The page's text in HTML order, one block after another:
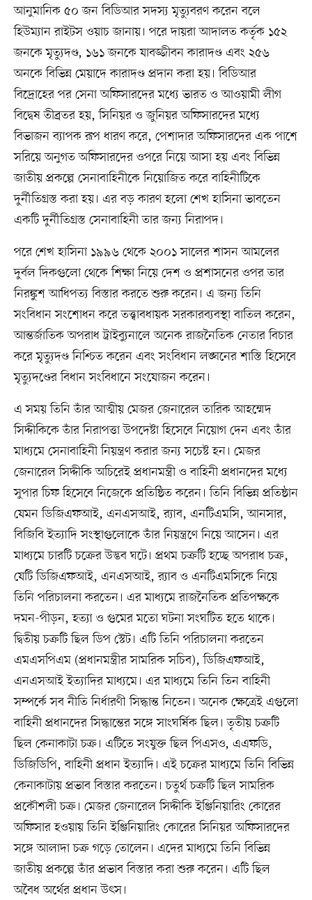
আনুমানিক ৫০ জন বিডিআর সদস্য মৃত্যুবরণ করেন বলে
হিউম্যান রাইটস ওয়াচ জানায়। পরে দায়রা আদালত কর্তৃক ১৫২
জনকে মৃত্যুদণ্ড, ১৬১ জনকে যাবজ্জীবন কারাদণ্ড এবং ২৫৬
অনকে বিভিন্ন মেয়াদে কারাদণ্ড প্রদান করা হয়। বিডিআর
বিদ্রোহের পর সেনা অফিসারদের মধ্যে ভারত ও আওয়ামী লীগ
বিদ্বেষ তীব্রতর হয়, সিনিয়র ও জুনিয়র অফিসারদের মধ্যে
বিভাজন ব্যাপক রূপ ধারণ করে, পেশাদার অফিসারদের এক পাশে
সরিয়ে অনুগত অফিসারদের ওপরে নিয়ে আসা হয় এবং বিভিন্ন
জাতীয় প্রকল্পে সেনাবাহিনীকে নিয়োজিত করে বাহিনীটিকে
দুর্নীতিগ্রস্ত করা হয়। এর বড় কারণ হলো শেখ হাসিনা ভাবতেন
একটি দুর্নীতিগ্রস্ত সেনাবাহিনী তার জন্য নিরাপদ।
পরে শেখ হাসিনা ১৯৯৬ থেকে ২০০১ সালের শাসন আমলের
দুর্বল দিকগুলো থেকে শিক্ষা নিয়ে দেশ ও প্রশাসনের ওপর তার
নিরঙ্কুশ আধিপত্য বিস্তার করতে শুরু করেন। এ জন্য তিনি
সংবিধান সংশোধন করে তত্ত্বাবধায়ক সরকারব্যবস্থা বাতিল করেন,
আন্তর্জাতিক অপরাধ ট্রাইব্যুনালে অনেক রাজনৈতিক নেতার বিচার
করে মৃত্যুদণ্ড নিশ্চিত করেন এবং সংবিধান লঙ্ঘনের শাস্তি হিসেবে
মৃত্যুদণ্ডের বিধান সংবিধানে সংযোজন করেন।
এ সময় তিনি তাঁর আত্মীয় মেজর জেনারেল তারিক আহম্মেদ
সিদ্দীকিকে তাঁর নিরাপত্তা উপদেষ্টা হিসেবে নিয়োগ দেন এবং তাঁর
মাধ্যমে সেনাবাহিনী নিয়ন্ত্রণ করার জন্য সচেষ্ট হন। মেজর
জেনারেল সিদ্দীকি অচিরেই প্রধানমন্ত্রী ও বাহিনী প্রধানদের মধ্যে
সুপার চিফ হিসেবে নিজেকে প্রতিষ্ঠিত করেন। তিনি বিভিন্ন প্রতিষ্ঠান
যেমন ডিজিএফআই, এনএসআই, র‍্যাব, এনটিএমসি, আনসার,
বিজিবি ইত্যাদি সংস্থাগুলোকে তাঁর নিয়ন্ত্রণে নিয়ে আসেন। এর
মাধ্যমে চারটি চক্রের উদ্ভব ঘটে। প্রথম চক্রটি হচ্ছে অপরাধ চক্র,
যেটি ডিজিএফআই, এনএসআই, র‍্যাব ও এনটিএমসিকে নিয়ে
তিনি পরিচালনা করতেন। এর মাধ্যমে রাজনৈতিক প্রতিপক্ষকে
দমন-পীড়ন, হত্যা ও গুমের মতো ঘটনা সংঘটিত হতে থাকে।
দ্বিতীয় চক্রটি ছিল ডিপ স্টেট। এটি তিনি পরিচালনা করতেন
এমএসপিএম (প্রধানমন্ত্রীর সামরিক সচিব), ডিজিএফআই,
এনএসআই ইত্যাদির মাধ্যমে। এর মাধ্যমে তিনি তিন বাহিনী
সম্পর্কে সব নীতি নির্ধারণী সিদ্ধান্ত নিতেন। অনেক ক্ষেত্রেই এগুলো
বাহিনী প্রধানদের সিদ্ধান্তের সঙ্গে সাংঘর্ষিক ছিল। তৃতীয় চক্রটি
ছিল কেনাকাটা চক্র। এটিতে সংযুক্ত ছিল পিএসও, এএফডি,
ডিজিডিপি, বাহিনী প্রধান ইত্যাদি। এই চক্রের মাধ্যমে তিনি বিভিন্ন
কেনাকাটায় প্রভাব বিস্তার করতেন। চতুর্থ চক্রটি ছিল সামরিক
প্রকৌশলী চক্র। মেজর জেনারেল সিদ্দীকি ইঞ্জিনিয়ারিং কোরের
অফিসার হওয়ায় তিনি ইঞ্জিনিয়ারিং কোরের সিনিয়র অফিসারদের
সঙ্গে আলাদা চক্র গড়ে তোলেন। এদের মাধ্যমে তিনি বিভিন্ন
জাতীয় প্রকল্পে তাঁর প্রভাব বিস্তার করা শুরু করেন। এটি ছিল
অবৈধ অর্থের প্রধান উৎস।